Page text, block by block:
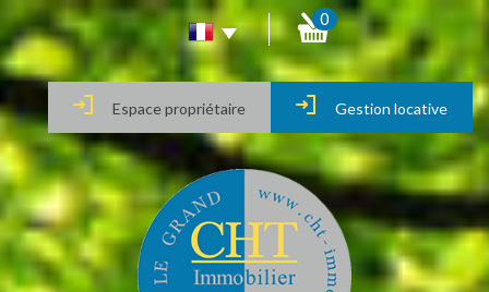
0
Gestion locative
Espace propriétaire